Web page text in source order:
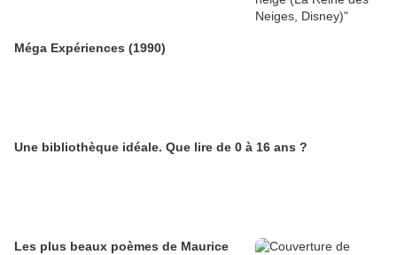
Méga Expériences (1990)
Une bibliothèque idéale. Que lire de 0 à 16 ans ?
Les plus beaux poèmes de Maurice